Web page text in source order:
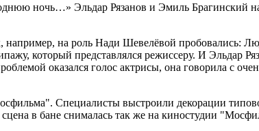
ночь…» Эльдар Рязанов и Эмиль Брагинский
например, на роль Нади Шевелёвой пробовались:
который представлялся режиссеру. И Эльдар
оказался голос актрисы, она говорила с
Специалисты выстроили декорации
в бане снималась так же на киностудии